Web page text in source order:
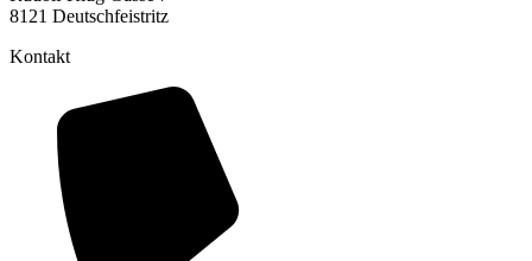
8121 Deutschfeistritz
Kontakt